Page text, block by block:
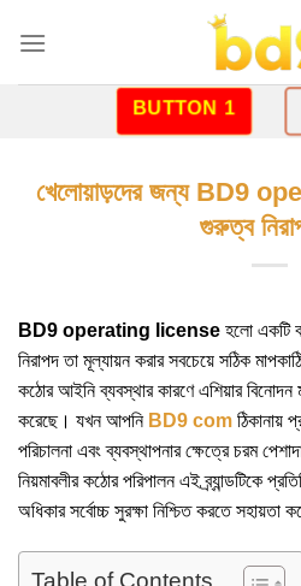
BUTTON 1
খেলোয়াড়দের জন্য BD9
গুরুত্ব
BD9 operating license হলো একটি
নিরাপদ তা মূল্যায়ন করার সবচেয়ে সঠিক
কঠোর আইনি ব্যবস্থার কারণে এশিয়ার
করেছে। যখন আপনি BD9 com ঠিকানায়
পরিচালনা এবং ব্যবস্থাপনার ক্ষেত্রে চরম
নিয়মাবলীর কঠোর পরিপালন এই ব্র্যান্ডটিকে
অধিকার সর্বোচ্চ সুরক্ষা নিশ্চিত করতে সহায়তা
Table of Contents